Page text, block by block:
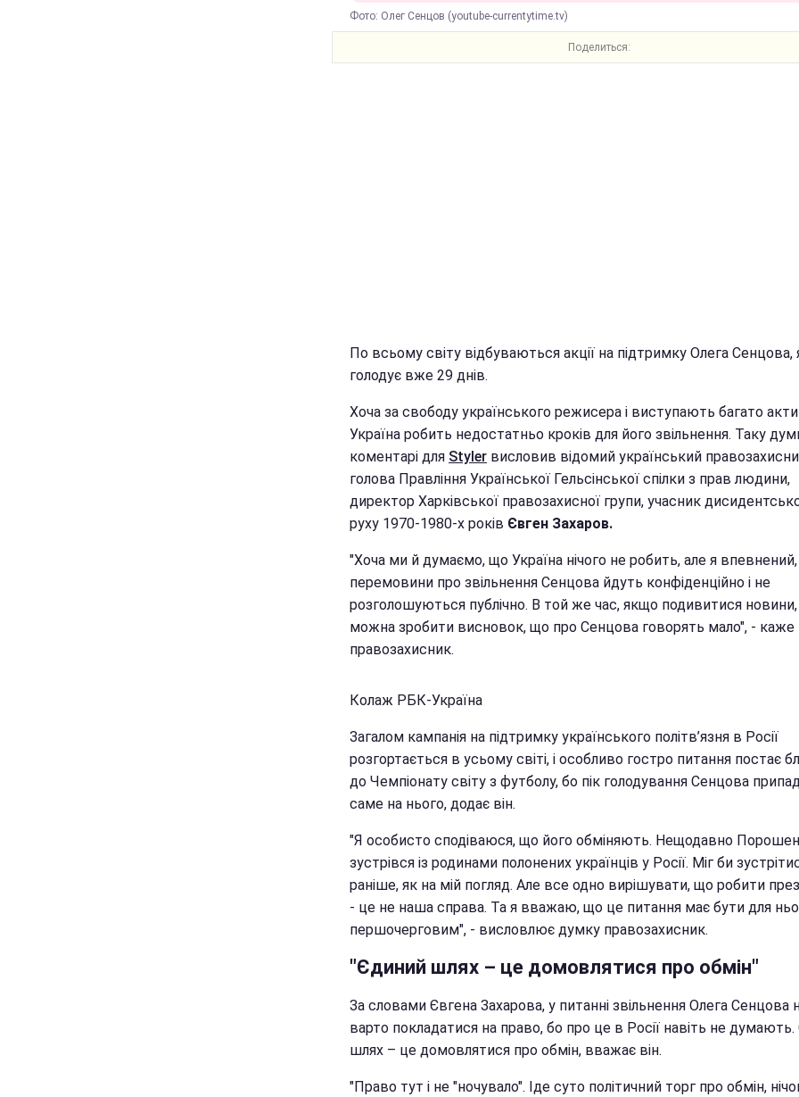
Фото: Олег Сенцов (youtube-currentytime.tv)
Поделиться:
По всьому світу відбуваються акції на підтримку Олега Сенцова,
голодує вже 29 днів.
Хоча за свободу українського режисера і виступають багато
Україна робить недостатньо кроків для його звільнення. Таку
коментарі для Styler висловив відомий український
голова Правління Української Гельсінської спілки з прав людини,
директор Харківської правозахисної групи, учасник
руху 1970-1980-х років Євген Захаров.
"Хоча ми й думаємо, що Україна нічого не робить, але я
перемовини про звільнення Сенцова йдуть конфіденційно і не
розголошуються публічно. В той же час, якщо подивитися
можна зробити висновок, що про Сенцова говорять мало", - каже
правозахисник.
Колаж РБК-Україна
Загалом кампанія на підтримку українського політв’язня в Росії
розгортається в усьому світі, і особливо гостро питання постає
до Чемпіонату світу з футболу, бо пік голодування Сенцова
саме на нього, додає він.
"Я особисто сподіваюся, що його обміняють. Нещодавно
зустрівся із родинами полонених українців у Росії. Міг би
раніше, як на мій погляд. Але все одно вирішувати, що робити
- це не наша справа. Та я вважаю, що це питання має бути для
першочерговим", - висловлює думку правозахисник.
"Єдиний шлях – це домовлятися про обмін"
За словами Євгена Захарова, у питанні звільнення Олега Сенцова
варто покладатися на право, бо про це в Росії навіть не
шлях – це домовлятися про обмін, вважає він.
"Право тут і не "ночувало". Іде суто політичний торг про обмін,